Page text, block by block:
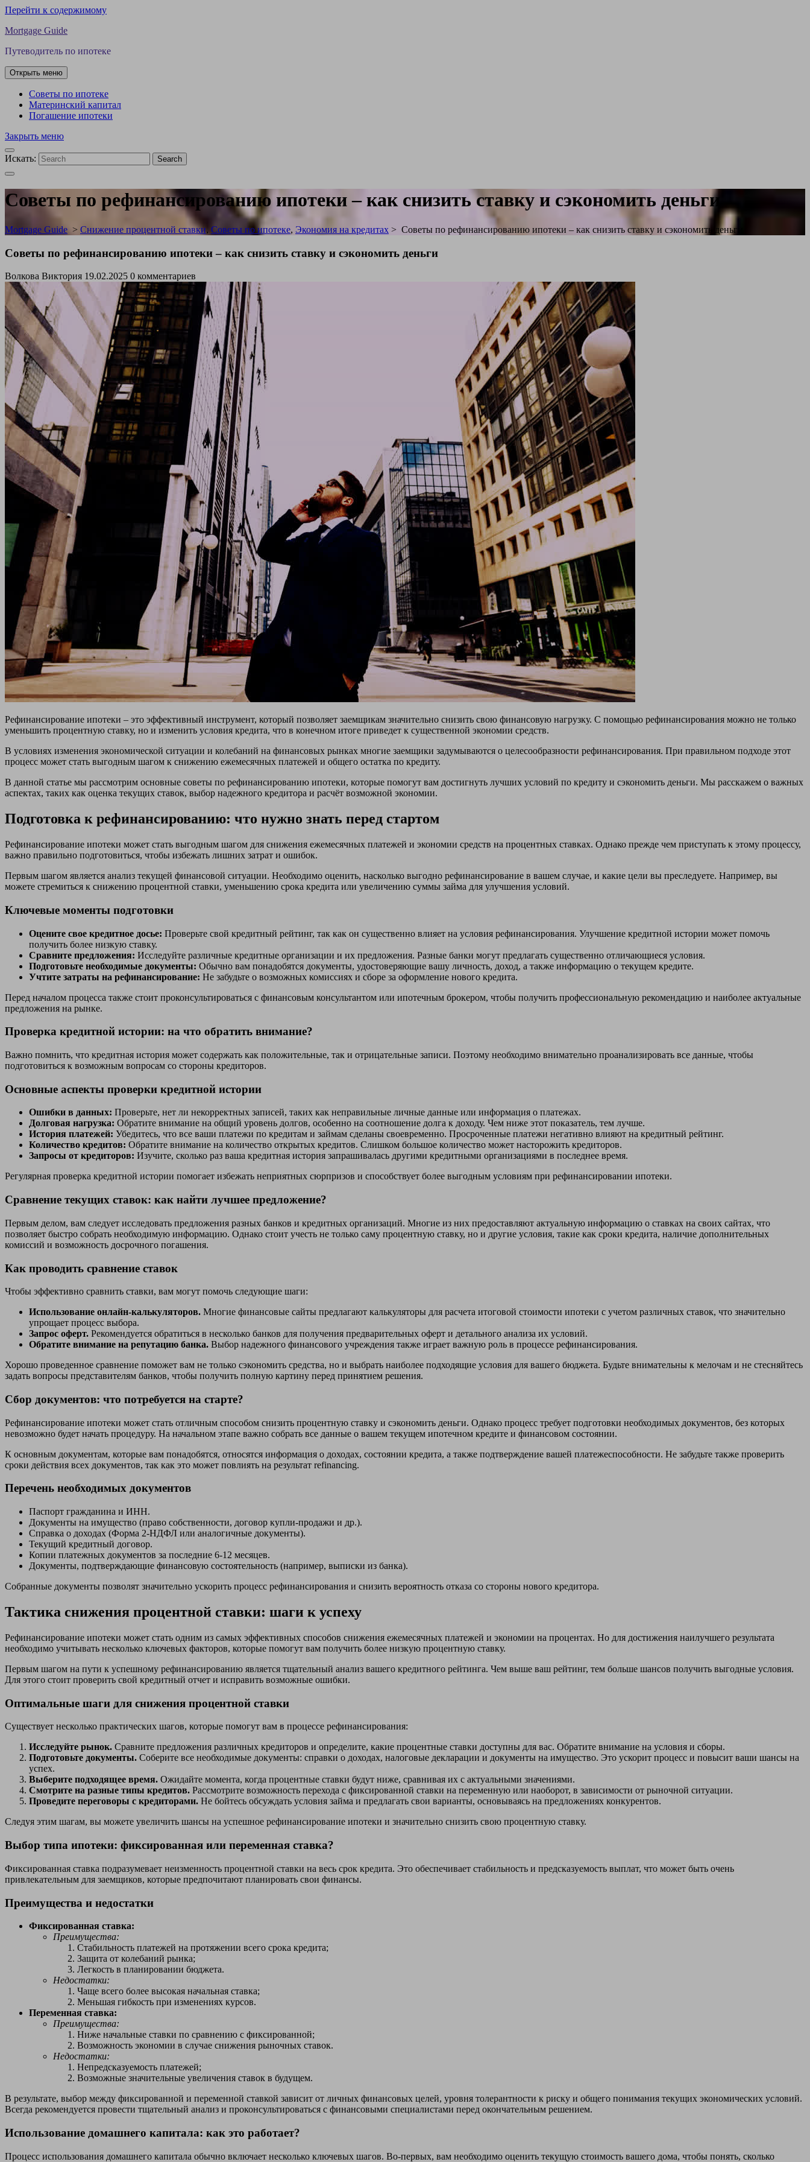
Перейти к содержимому
Mortgage Guide
Путеводитель по ипотеке
Открыть меню
Советы по ипотеке
Материнский капитал
Погашение ипотеки
Закрыть меню
Искать: Search
Советы по рефинансированию ипотеки – как снизить ставку и сэкономить деньги
Mortgage Guide > Снижение процентной ставки, Советы по ипотеке, Экономия на кредитах > Советы по рефинансированию ипотеки – как снизить ставку и сэкономить деньги
Советы по рефинансированию ипотеки – как снизить ставку и сэкономить деньги
Волкова Виктория 19.02.2025 0 комментариев
Рефинансирование ипотеки – это эффективный инструмент, который позволяет заемщикам значительно снизить свою финансовую нагрузку. С помощью рефинансирования можно не только
уменьшить процентную ставку, но и изменить условия кредита, что в конечном итоге приведет к существенной экономии средств.
В условиях изменения экономической ситуации и колебаний на финансовых рынках многие заемщики задумываются о целесообразности рефинансирования. При правильном подходе этот
процесс может стать выгодным шагом к снижению ежемесячных платежей и общего остатка по кредиту.
В данной статье мы рассмотрим основные советы по рефинансированию ипотеки, которые помогут вам достигнуть лучших условий по кредиту и сэкономить деньги. Мы расскажем о важных
аспектах, таких как оценка текущих ставок, выбор надежного кредитора и расчёт возможной экономии.
Подготовка к рефинансированию: что нужно знать перед стартом
Рефинансирование ипотеки может стать выгодным шагом для снижения ежемесячных платежей и экономии средств на процентных ставках. Однако прежде чем приступать к этому процессу,
важно правильно подготовиться, чтобы избежать лишних затрат и ошибок.
Первым шагом является анализ текущей финансовой ситуации. Необходимо оценить, насколько выгодно рефинансирование в вашем случае, и какие цели вы преследуете. Например, вы
можете стремиться к снижению процентной ставки, уменьшению срока кредита или увеличению суммы займа для улучшения условий.
Ключевые моменты подготовки
Оцените свое кредитное досье: Проверьте свой кредитный рейтинг, так как он существенно влияет на условия рефинансирования. Улучшение кредитной истории может помочь
получить более низкую ставку.
Сравните предложения: Исследуйте различные кредитные организации и их предложения. Разные банки могут предлагать существенно отличающиеся условия.
Подготовьте необходимые документы: Обычно вам понадобятся документы, удостоверяющие вашу личность, доход, а также информацию о текущем кредите.
Учтите затраты на рефинансирование: Не забудьте о возможных комиссиях и сборе за оформление нового кредита.
Перед началом процесса также стоит проконсультироваться с финансовым консультантом или ипотечным брокером, чтобы получить профессиональную рекомендацию и наиболее актуальные
предложения на рынке.
Проверка кредитной истории: на что обратить внимание?
Важно помнить, что кредитная история может содержать как положительные, так и отрицательные записи. Поэтому необходимо внимательно проанализировать все данные, чтобы
подготовиться к возможным вопросам со стороны кредиторов.
Основные аспекты проверки кредитной истории
Ошибки в данных: Проверьте, нет ли некорректных записей, таких как неправильные личные данные или информация о платежах.
Долговая нагрузка: Обратите внимание на общий уровень долгов, особенно на соотношение долга к доходу. Чем ниже этот показатель, тем лучше.
История платежей: Убедитесь, что все ваши платежи по кредитам и займам сделаны своевременно. Просроченные платежи негативно влияют на кредитный рейтинг.
Количество кредитов: Обратите внимание на количество открытых кредитов. Слишком большое количество может насторожить кредиторов.
Запросы от кредиторов: Изучите, сколько раз ваша кредитная история запрашивалась другими кредитными организациями в последнее время.
Регулярная проверка кредитной истории помогает избежать неприятных сюрпризов и способствует более выгодным условиям при рефинансировании ипотеки.
Сравнение текущих ставок: как найти лучшее предложение?
Первым делом, вам следует исследовать предложения разных банков и кредитных организаций. Многие из них предоставляют актуальную информацию о ставках на своих сайтах, что
позволяет быстро собрать необходимую информацию. Однако стоит учесть не только саму процентную ставку, но и другие условия, такие как сроки кредита, наличие дополнительных
комиссий и возможность досрочного погашения.
Как проводить сравнение ставок
Чтобы эффективно сравнить ставки, вам могут помочь следующие шаги:
Использование онлайн-калькуляторов. Многие финансовые сайты предлагают калькуляторы для расчета итоговой стоимости ипотеки с учетом различных ставок, что значительно
упрощает процесс выбора.
Запрос оферт. Рекомендуется обратиться в несколько банков для получения предварительных оферт и детального анализа их условий.
Обратите внимание на репутацию банка. Выбор надежного финансового учреждения также играет важную роль в процессе рефинансирования.
Хорошо проведенное сравнение поможет вам не только сэкономить средства, но и выбрать наиболее подходящие условия для вашего бюджета. Будьте внимательны к мелочам и не стесняйтесь
задать вопросы представителям банков, чтобы получить полную картину перед принятием решения.
Сбор документов: что потребуется на старте?
Рефинансирование ипотеки может стать отличным способом снизить процентную ставку и сэкономить деньги. Однако процесс требует подготовки необходимых документов, без которых
невозможно будет начать процедуру. На начальном этапе важно собрать все данные о вашем текущем ипотечном кредите и финансовом состоянии.
К основным документам, которые вам понадобятся, относятся информация о доходах, состоянии кредита, а также подтверждение вашей платежеспособности. Не забудьте также проверить
сроки действия всех документов, так как это может повлиять на результат refinancing.
Перечень необходимых документов
Паспорт гражданина и ИНН.
Документы на имущество (право собственности, договор купли-продажи и др.).
Справка о доходах (Форма 2-НДФЛ или аналогичные документы).
Текущий кредитный договор.
Копии платежных документов за последние 6-12 месяцев.
Документы, подтверждающие финансовую состоятельность (например, выписки из банка).
Собранные документы позволят значительно ускорить процесс рефинансирования и снизить вероятность отказа со стороны нового кредитора.
Тактика снижения процентной ставки: шаги к успеху
Рефинансирование ипотеки может стать одним из самых эффективных способов снижения ежемесячных платежей и экономии на процентах. Но для достижения наилучшего результата
необходимо учитывать несколько ключевых факторов, которые помогут вам получить более низкую процентную ставку.
Первым шагом на пути к успешному рефинансированию является тщательный анализ вашего кредитного рейтинга. Чем выше ваш рейтинг, тем больше шансов получить выгодные условия.
Для этого стоит проверить свой кредитный отчет и исправить возможные ошибки.
Оптимальные шаги для снижения процентной ставки
Существует несколько практических шагов, которые помогут вам в процессе рефинансирования:
Исследуйте рынок. Сравните предложения различных кредиторов и определите, какие процентные ставки доступны для вас. Обратите внимание на условия и сборы.
Подготовьте документы. Соберите все необходимые документы: справки о доходах, налоговые декларации и документы на имущество. Это ускорит процесс и повысит ваши шансы на
успех.
Выберите подходящее время. Ожидайте момента, когда процентные ставки будут ниже, сравнивая их с актуальными значениями.
Смотрите на разные типы кредитов. Рассмотрите возможность перехода с фиксированной ставки на переменную или наоборот, в зависимости от рыночной ситуации.
Проведите переговоры с кредиторами. Не бойтесь обсуждать условия займа и предлагать свои варианты, основываясь на предложениях конкурентов.
Следуя этим шагам, вы можете увеличить шансы на успешное рефинансирование ипотеки и значительно снизить свою процентную ставку.
Выбор типа ипотеки: фиксированная или переменная ставка?
Фиксированная ставка подразумевает неизменность процентной ставки на весь срок кредита. Это обеспечивает стабильность и предсказуемость выплат, что может быть очень
привлекательным для заемщиков, которые предпочитают планировать свои финансы.
Преимущества и недостатки
Фиксированная ставка:
Преимущества:
Стабильность платежей на протяжении всего срока кредита;
Защита от колебаний рынка;
Легкость в планировании бюджета.
Недостатки:
Чаще всего более высокая начальная ставка;
Меньшая гибкость при изменениях курсов.
Переменная ставка:
Преимущества:
Ниже начальные ставки по сравнению с фиксированной;
Возможность экономии в случае снижения рыночных ставок.
Недостатки:
Непредсказуемость платежей;
Возможные значительные увеличения ставок в будущем.
В результате, выбор между фиксированной и переменной ставкой зависит от личных финансовых целей, уровня толерантности к риску и общего понимания текущих экономических условий.
Всегда рекомендуется провести тщательный анализ и проконсультироваться с финансовыми специалистами перед окончательным решением.
Использование домашнего капитала: как это работает?
Процесс использования домашнего капитала обычно включает несколько ключевых шагов. Во-первых, вам необходимо оценить текущую стоимость вашего дома, чтобы понять, сколько